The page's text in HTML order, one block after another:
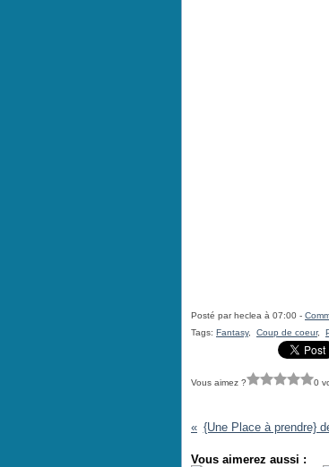
Posté par heclea à 07:00 -
Tags: Fantasy, Coup de coeur,
Vous aimez ? 0
{Une Place à prendre}
Vous aimerez aussi :